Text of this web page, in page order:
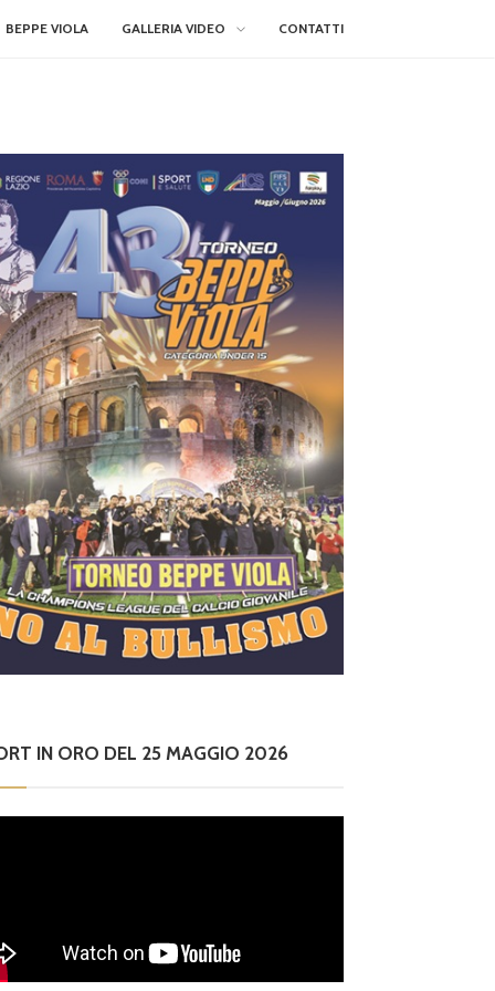
BEPPE VIOLA GALLERIA VIDEO CONTATTI
IN ORO DEL 25 MAGGIO 2026